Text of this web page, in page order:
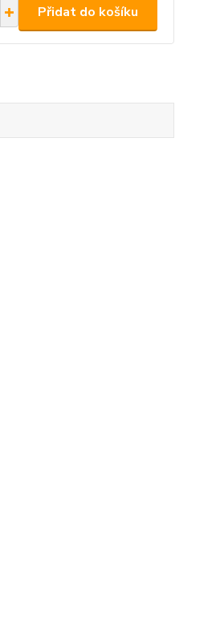
Přidat do košíku